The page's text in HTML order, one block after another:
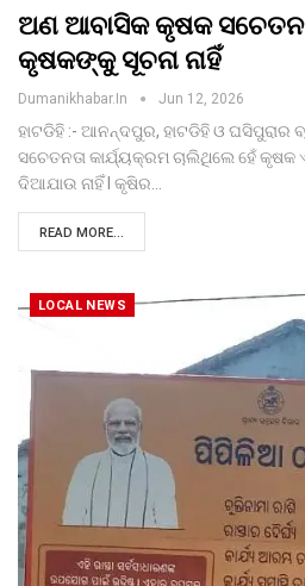
ଅଣ ଆବାସିକ କୃଷକ
କୃଷକଙ୍କୁ ସୂଚନା ନାହିଁ
Dumanikhabar.in Jun 12, 2026
ହାଟଡିହି :- ଆନନ୍ଦପୁର, ହାଟଡିହି ଓ
ସଚେତନତା କାର୍ଯ୍ୟକ୍ରମ ଚାଲିଥିଲେ ହେଁ କୃଷକ
ଦିଆଯାଉ ନାହିଁ l କୃଷିର…
READ MORE...
LOCAL NEWS